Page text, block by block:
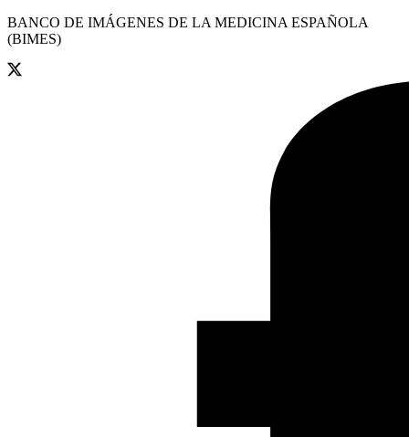
BANCO DE IMÁGENES DE LA MEDICINA ESPAÑOLA
(BIMES)